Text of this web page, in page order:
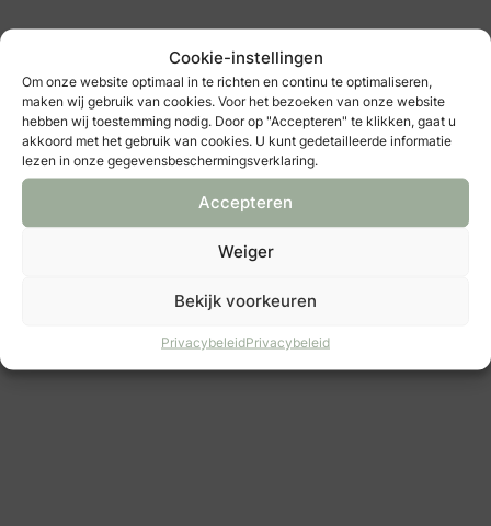
Cookie-instellingen
Om onze website optimaal in te richten en continu te optimaliseren,
maken wij gebruik van cookies. Voor het bezoeken van onze website
hebben wij toestemming nodig. Door op "Accepteren" te klikken, gaat u
akkoord met het gebruik van cookies. U kunt gedetailleerde informatie
lezen in onze gegevensbeschermingsverklaring.
Accepteren
Weiger
Bekijk voorkeuren
PrivacybeleidPrivacybeleid
Jojo's Weddings & Events